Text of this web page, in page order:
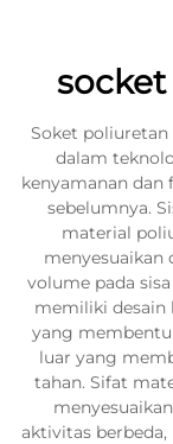
Soket
dalam
kenyamanan
sebelumnya.
material
menyesuaikan
volume pada
memiliki desain
yang
luar yang
tahan. Sifat
aktivitas